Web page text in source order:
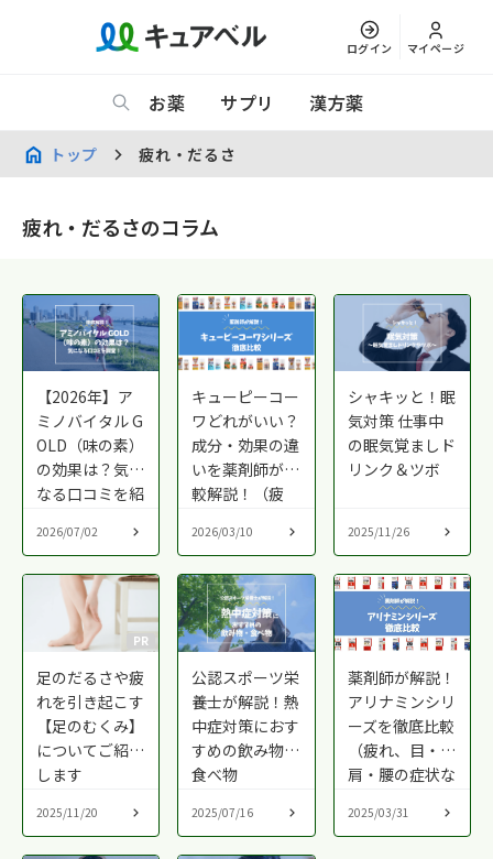
ログイン マイページ
お薬 サプリ 漢方薬
トップ 疲れ・だるさ
疲れ・だるさのコラム
【2026年】ア
ミノバイタル G
OLD（味の素）
の効果は？気に
なる口コミを紹
2026/07/02
キューピーコー
ワどれがいい？
成分・効果の違
いを薬剤師が比
較解説！（疲
2026/03/10
シャキッと！眠
気対策 仕事中
の眠気覚ましド
リンク＆ツボ
2025/11/26
PR
足のだるさや疲
れを引き起こす
【足のむくみ】
についてご紹介
します
2025/11/20
公認スポーツ栄
養士が解説！熱
中症対策におす
すめの飲み物・
食べ物
2025/07/16
薬剤師が解説！
アリナミンシリ
ーズを徹底比較
（疲れ、目・
肩・腰の症状な
2025/03/31